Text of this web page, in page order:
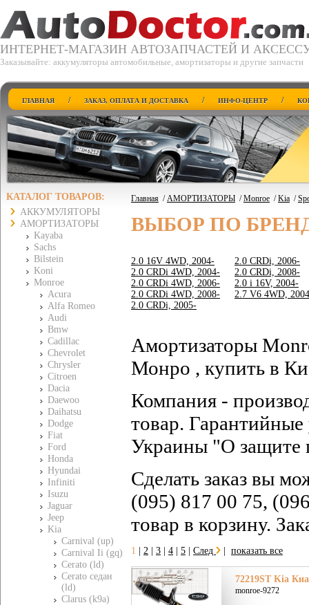
ИНТЕРНЕТ-МАГАЗИН АВТОЗАПЧАСТЕЙ И
Заказывайте: аккумуляторы автомобильные, амортизаторы и другие запчасти
ГЛАВНАЯ / ЗАКАЗ, ОПЛАТА И ДОСТАВКА / ИНФО-ЦЕНТР /
КАТАЛОГ ТОВАРОВ:
АККУМУЛЯТОРЫ
АМОРТИЗАТОРЫ
Kayaba
Sachs
Bilstein
Koni
Monroe
Acura
Alfa Romeo
Audi
Bmw
Cadillac
Chevrolet
Chrysler
Citroen
Dacia
Daewoo
Daihatsu
Dodge
Fiat
Ford
Honda
Hyundai
Infiniti
Isuzu
Jaguar
Jeep
Kia
Carnival (up)
Carnival Ii (gq)
Cerato (ld)
Cerato седан
(ld)
Clarus (k9a)
Главная /АМОРТИЗАТОРЫ /Monroe /Kia /
ВЫБОР ПО
2.0 16V 4WD, 2004-
2.0 CRDi 4WD, 2004-
2.0 CRDi 4WD, 2006-
2.0 CRDi 4WD, 2008-
2.0 CRDi, 2005-
2.0 CRDi, 2006-
2.0 CRDi, 2008-
2.0 i 16V, 2004-
2.7 V6 4WD,
Амортизаторы
Монро , купить в
Компания -
товар. Гарантийные
Украины "О защите
Сделать заказ вы
(095) 817 00 75,
товар в корзину.
1 2 3 4 5 След показать все
72219ST Kia
monroe-9272